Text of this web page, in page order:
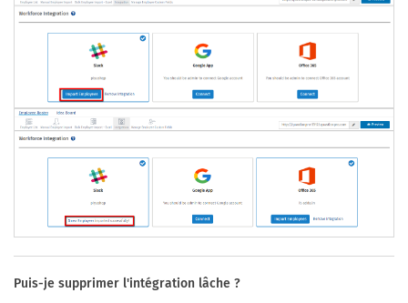
Puis-je supprimer l'intégration lâche ?